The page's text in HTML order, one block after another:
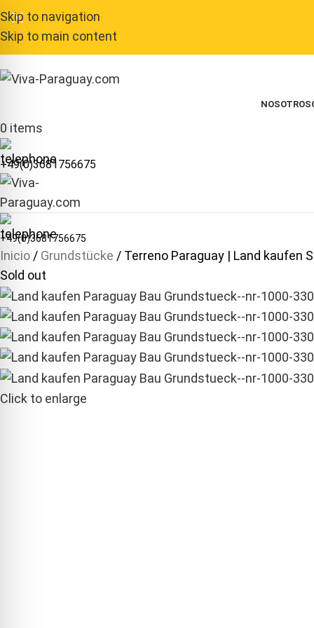
Skip to navigation
Skip to main content
NOSOTROS
0 items
+49(0)3681756675
+49(0)3681756675
Inicio Grundstücke Terreno Paraguay | Land kaufen
Sold out
Click to enlarge